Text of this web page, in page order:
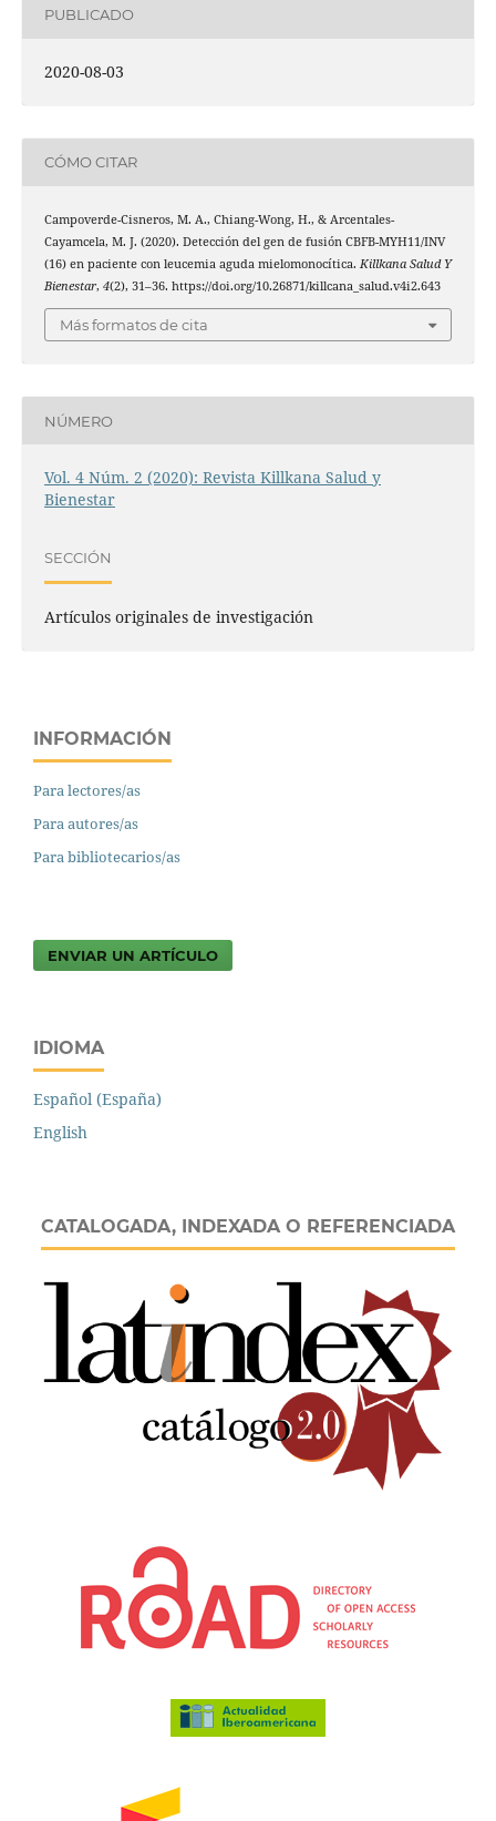
PUBLICADO
2020-08-03
CÓMO CITAR
Campoverde-Cisneros, M. A., Chiang-Wong, H., & Arcentales-
Cayamcela, M. J. (2020). Detección del gen de fusión CBFB-MYH11/INV
(16) en paciente con leucemia aguda mielomonocítica. Killkana Salud Y
Bienestar, 4(2), 31–36. https://doi.org/10.26871/killcana_salud.v4i2.643
Más formatos de cita
NÚMERO
Vol. 4 Núm. 2 (2020): Revista Killkana Salud y
Bienestar
SECCIÓN
Artículos originales de investigación
INFORMACIÓN
Para lectores/as
Para autores/as
Para bibliotecarios/as
ENVIAR UN ARTÍCULO
IDIOMA
Español (España)
English
CATALOGADA, INDEXADA O REFERENCIADA